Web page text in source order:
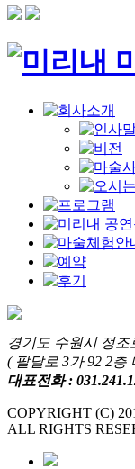
경기도 수원시 정조
( 팔달로 3가 92 2층
대표전화 :
COPYRIGHT (C)
ALL RIGHTS